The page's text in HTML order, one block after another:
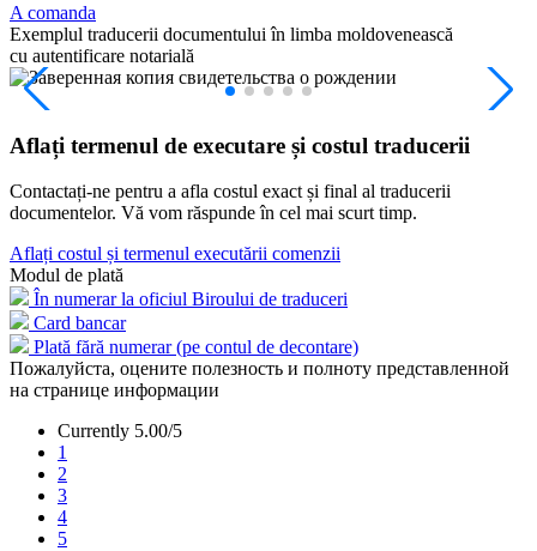
A comanda
Exemplul traducerii documentului în limba moldovenească
cu autentificare notarială
Aflați termenul de executare și costul traducerii
Contactați-ne pentru a afla costul exact și final al traducerii
documentelor. Vă vom răspunde în cel mai scurt timp.
Aflați costul și termenul executării comenzii
Modul de plată
În numerar la oficiul Biroului de traduceri
Card bancar
Plată fără numerar (pe contul de decontare)
Пожалуйста, оцените полезность и полноту представленной
на странице информации
Currently 5.00/5
1
2
3
4
5